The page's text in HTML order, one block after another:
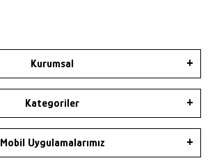
Kurumsal
Kategoriler
Mobil Uygulamalarımız